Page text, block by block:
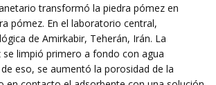
transformó la piedra pómez en
pómez. En el laboratorio central,
de Amirkabir, Teherán, Irán. La
limpió primero a fondo con agua
eso, se aumentó la porosidad de la